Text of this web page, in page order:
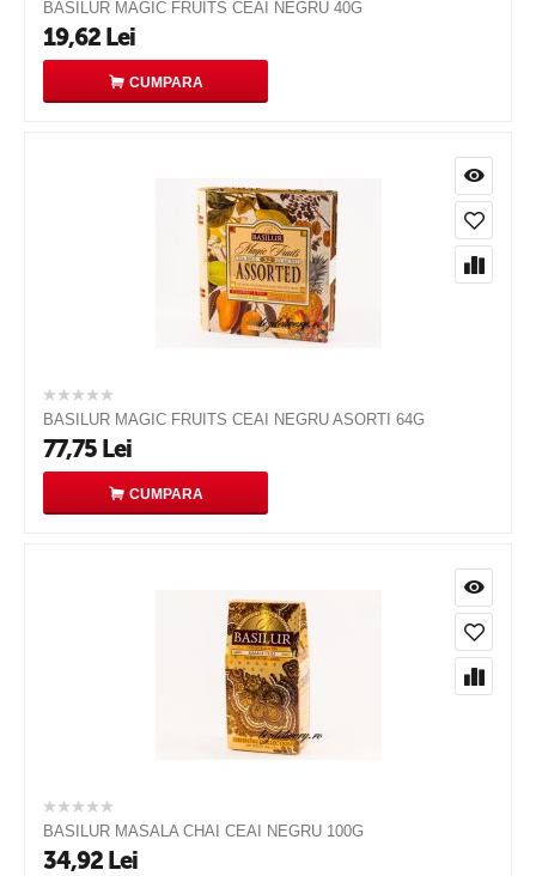
BASILUR MAGIC FRUITS CEAI NEGRU 40G
19,62 Lei
CUMPARA
BASILUR MAGIC FRUITS CEAI NEGRU ASORTI 64G
77,75 Lei
CUMPARA
BASILUR MASALA CHAI CEAI NEGRU 100G
34,92 Lei